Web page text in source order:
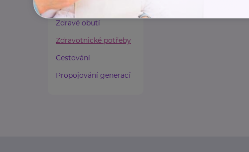
Zdravé spaní a sezení
Zdravé obutí
Zdravotnické potřeby
Cestování
Propojování generací